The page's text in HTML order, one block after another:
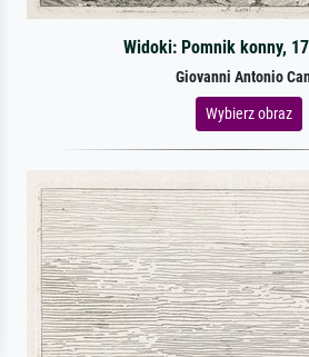
Widoki: Pomnik konny,
Giovanni Antonio
Wybierz obraz